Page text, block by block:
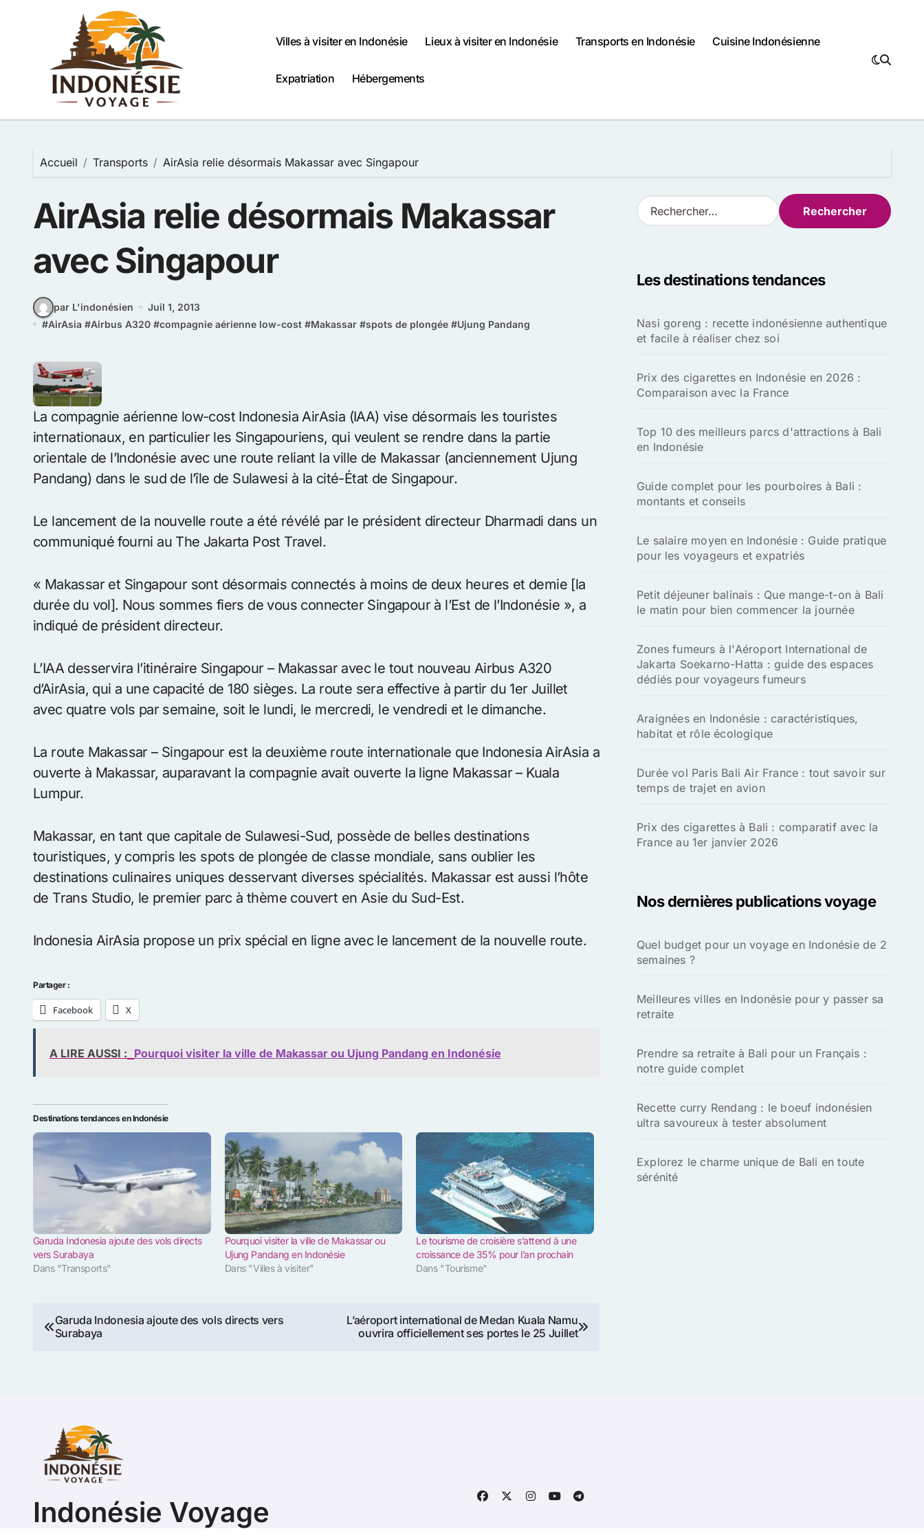
Villes à visiter en Indonésie Lieux à visiter en Indonésie Transports en Indonésie Cuisine Indonésienne
Expatriation Hébergements
Accueil Transports AirAsia relie désormais Makassar avec Singapour
AirAsia relie désormais Makassar
avec Singapour
par L'indonésien
Juil 1, 2013
#AirAsia #Airbus A320 #compagnie aérienne low-cost #Makassar #spots de plongée #Ujung Pandang
La compagnie aérienne low-cost Indonesia AirAsia (IAA) vise désormais les touristes
internationaux, en particulier les Singapouriens, qui veulent se rendre dans la partie
orientale de l’Indonésie avec une route reliant la ville de Makassar (anciennement Ujung
Pandang) dans le sud de l’île de Sulawesi à la cité-État de Singapour.
Le lancement de la nouvelle route a été révélé par le président directeur Dharmadi dans un
communiqué fourni au The Jakarta Post Travel.
« Makassar et Singapour sont désormais connectés à moins de deux heures et demie [la
durée du vol]. Nous sommes fiers de vous connecter Singapour à l’Est de l’Indonésie », a
indiqué de président directeur.
L’IAA desservira l’itinéraire Singapour – Makassar avec le tout nouveau Airbus A320
d’AirAsia, qui a une capacité de 180 sièges. La route sera effective à partir du 1er Juillet
avec quatre vols par semaine, soit le lundi, le mercredi, le vendredi et le dimanche.
La route Makassar – Singapour est la deuxième route internationale que Indonesia AirAsia a
ouverte à Makassar, auparavant la compagnie avait ouverte la ligne Makassar – Kuala
Lumpur.
Makassar, en tant que capitale de Sulawesi-Sud, possède de belles destinations
touristiques, y compris les spots de plongée de classe mondiale, sans oublier les
destinations culinaires uniques desservant diverses spécialités. Makassar est aussi l’hôte
de Trans Studio, le premier parc à thème couvert en Asie du Sud-Est.
Indonesia AirAsia propose un prix spécial en ligne avec le lancement de la nouvelle route.
Partager :
Facebook X
A LIRE AUSSI : Pourquoi visiter la ville de Makassar ou Ujung Pandang en Indonésie
Destinations tendances en Indonésie
Garuda Indonesia ajoute des vols directs
vers Surabaya
Dans "Transports"
Pourquoi visiter la ville de Makassar ou
Ujung Pandang en Indonésie
Dans "Villes à visiter"
Le tourisme de croisière s’attend à une
croissance de 35% pour l’an prochain
Dans "Tourisme"
Navigation
Garuda Indonesia ajoute des vols directs vers
Surabaya
L’aéroport international de Medan Kuala Namu
ouvrira officiellement ses portes le 25 Juillet
R
e
r
e
r
Les destinations tendances
Nasi goreng : recette indonésienne authentique
et facile à réaliser chez soi
Prix des cigarettes en Indonésie en 2026 :
Comparaison avec la France
Top 10 des meilleurs parcs d'attractions à Bali
en Indonésie
Guide complet pour les pourboires à Bali :
montants et conseils
Le salaire moyen en Indonésie : Guide pratique
pour les voyageurs et expatriés
Petit déjeuner balinais : Que mange-t-on à Bali
le matin pour bien commencer la journée
Zones fumeurs à l'Aéroport International de
Jakarta Soekarno-Hatta : guide des espaces
dédiés pour voyageurs fumeurs
Araignées en Indonésie : caractéristiques,
habitat et rôle écologique
Durée vol Paris Bali Air France : tout savoir sur
temps de trajet en avion
Prix des cigarettes à Bali : comparatif avec la
France au 1er janvier 2026
Nos dernières publications voyage
Quel budget pour un voyage en Indonésie de 2
semaines ?
Meilleures villes en Indonésie pour y passer sa
retraite
Prendre sa retraite à Bali pour un Français :
notre guide complet
Recette curry Rendang : le boeuf indonésien
ultra savoureux à tester absolument
Explorez le charme unique de Bali en toute
sérénité
Indonésie Voyage